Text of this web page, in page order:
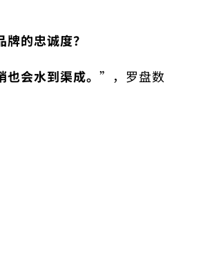
的忠诚度？
会水到渠成。 ”，罗盘数